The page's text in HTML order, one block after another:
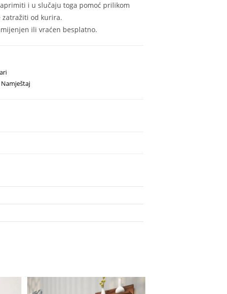
i u slučaju toga pomoć prilikom
zatražiti od kurira.
ili vraćen besplatno.
Namještaj